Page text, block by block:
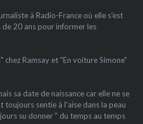
à Radio-France où elle s'est
20 ans pour informer les
Ramsay et "En voiture Simone"
sa date de naissance car elle ne se
toujours sentie à l'aise dans la peau
su donner " du temps au temps